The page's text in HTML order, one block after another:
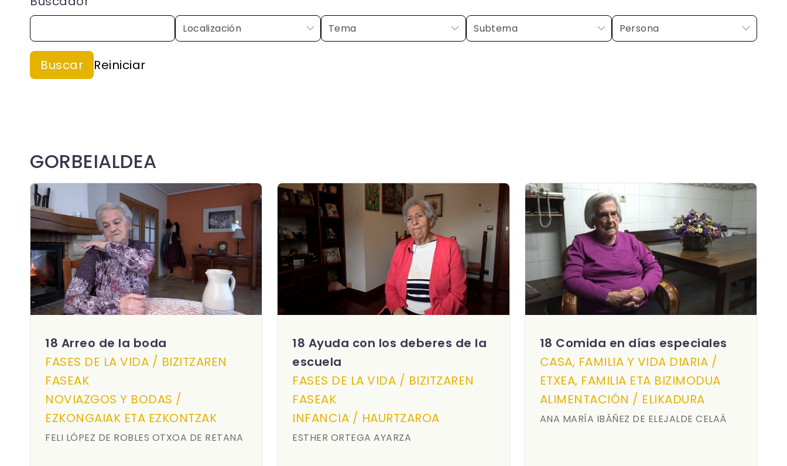
GORBEIALDEA
18 Arreo de la boda
FASES DE LA VIDA / BIZITZAREN
FASEAK
NOVIAZGOS Y BODAS /
EZKONGAIAK ETA EZKONTZAK
FELI LÓPEZ DE ROBLES OTXOA DE RETANA
18 Ayuda con los deberes de la
escuela
FASES DE LA VIDA / BIZITZAREN
FASEAK
INFANCIA / HAURTZAROA
ESTHER ORTEGA AYARZA
18 Comida en días especiales
CASA, FAMILIA Y VIDA DIARIA /
ETXEA, FAMILIA ETA BIZIMODUA
ALIMENTACIÓN / ELIKADURA
ANA MARÍA IBÁÑEZ DE ELEJALDE CELAÁ